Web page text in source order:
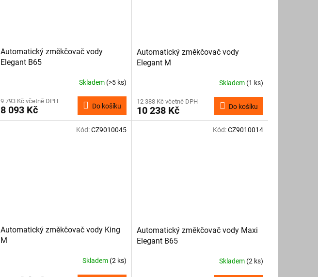
Automatický změkčovač vody
Elegant B65
Skladem (>5 ks)
9 793 Kč včetně DPH
8 093 Kč Do košíku
Automatický změkčovač vody
Elegant M
Skladem (1 ks)
12 388 Kč včetně DPH
10 238 Kč Do košíku
Automatický změkčovač vody King
M
Skladem (2 ks)
Kód:CZ9010045
Automatický změkčovač vody Maxi
Elegant B65
Skladem (2 ks)
Kód:CZ9010014